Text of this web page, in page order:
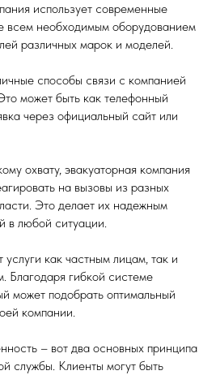
использует современные
всем необходимым оборудованием
различных марок и моделей.
способы связи с компанией
может быть как телефонный
через официальный сайт или
охвату, эвакуаторная компания
на вызовы из разных
Это делает их надежным
в любой ситуации.
услуги как частным лицам, так и
Благодаря гибкой системе
может подобрать оптимальный
компании.
– вот два основных принципа
службы. Клиенты могут быть